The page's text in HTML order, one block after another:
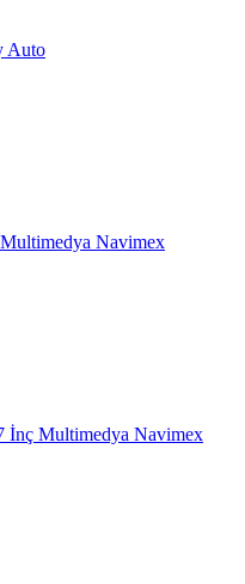
Auto
Navimex
İnç Multimedya Navimex